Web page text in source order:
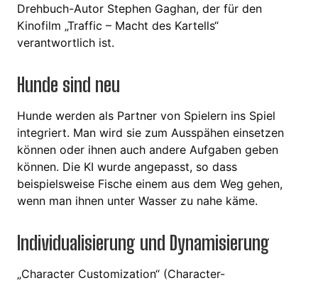
Drehbuch-Autor Stephen Gaghan, der für den
Kinofilm „Traffic – Macht des Kartells“
verantwortlich ist.
Hunde sind neu
Hunde werden als Partner von Spielern ins Spiel
integriert. Man wird sie zum Ausspähen einsetzen
können oder ihnen auch andere Aufgaben geben
können. Die KI wurde angepasst, so dass
beispielsweise Fische einem aus dem Weg gehen,
wenn man ihnen unter Wasser zu nahe käme.
Individualisierung und Dynamisierung
„Character Customization“ (Character-